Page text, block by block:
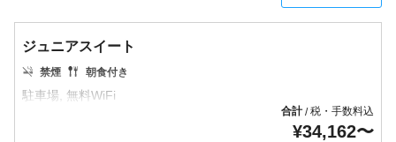
ジュニアスイート
禁煙 朝食付き
合計/税・手数料込
¥34,162〜